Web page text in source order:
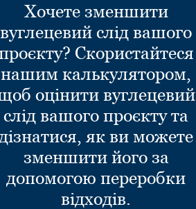
Хочете зменшити
вуглецевий слід вашого
Скористайтеся
нашим калькулятором,
оцінити вуглецевий
слід вашого проєкту та
дізнатися, як ви можете
зменшити його за
допомогою переробки
відходів.